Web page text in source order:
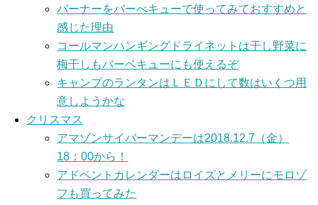
バーナーをバーべキューで使ってみておすすめと
感じた理由
コールマンハンギングドライネットは干し野菜に
梅干しもバーベキューにも使えるぞ
キャンプのランタンはＬＥＤにして数はいくつ用
意しようかな
クリスマス
アマゾンサイバーマンデーは2018.12.7（金）
18：00から！
アドベントカレンダーはロイズとメリーにモロゾ
フも買ってみた